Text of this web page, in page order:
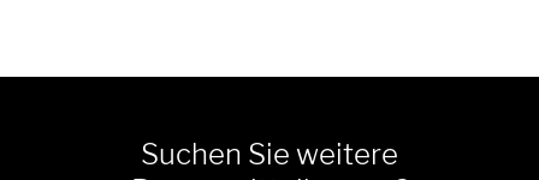
Suchen Sie weitere